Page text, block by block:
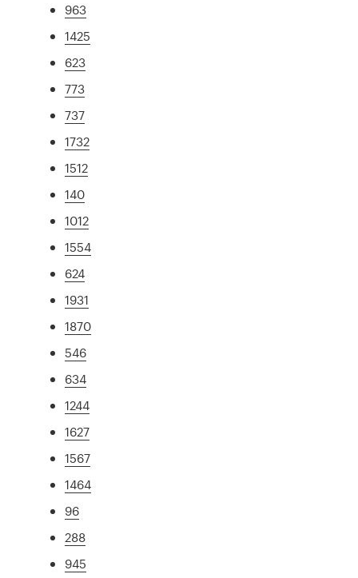
963
1425
623
773
737
1732
1512
140
1012
1554
624
1931
1870
546
634
1244
1627
1567
1464
96
288
945